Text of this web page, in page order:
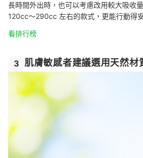
長時間外出時，也可以考慮改用較大吸收
120cc～290cc 左右的款式，更能行動得
看排行榜
3 肌膚敏感者建議選用天然材